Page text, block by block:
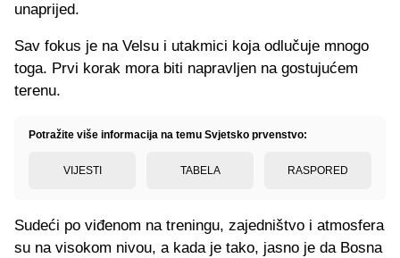
unaprijed.
Sav fokus je na Velsu i utakmici koja odlučuje mnogo
toga. Prvi korak mora biti napravljen na gostujućem
terenu.
Potražite više informacija na temu Svjetsko prvenstvo:
VIJESTI TABELA RASPORED
Sudeći po viđenom na treningu, zajedništvo i atmosfera
su na visokom nivou, a kada je tako, jasno je da Bosna